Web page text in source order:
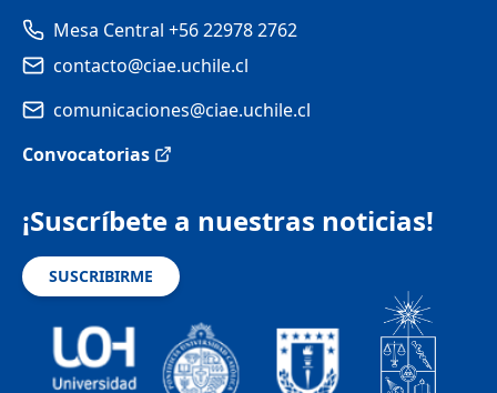
Mesa Central +56 22978 2762
contacto@ciae.uchile.cl
comunicaciones@ciae.uchile.cl
Convocatorias
¡Suscríbete a nuestras noticias!
SUSCRIBIRME